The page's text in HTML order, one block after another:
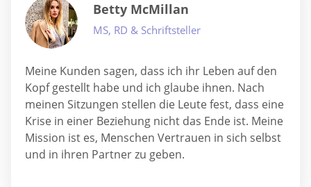
Betty McMillan
MS, RD & Schriftsteller
Meine Kunden sagen, dass ich ihr Leben auf den
Kopf gestellt habe und ich glaube ihnen. Nach
meinen Sitzungen stellen die Leute fest, dass eine
Krise in einer Beziehung nicht das Ende ist. Meine
Mission ist es, Menschen Vertrauen in sich selbst
und in ihren Partner zu geben.